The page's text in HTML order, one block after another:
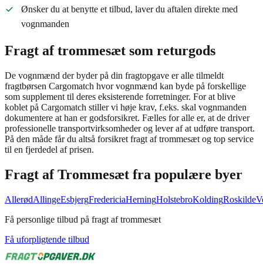
Ønsker du at benytte et tilbud, laver du aftalen direkte med
vognmanden
Fragt af trommesæt som returgods
De vognmænd der byder på din fragtopgave er alle tilmeldt
fragtbørsen Cargomatch hvor vognmænd kan byde på forskellige
som supplement til deres eksisterende forretninger. For at blive
koblet på Cargomatch stiller vi høje krav, f.eks. skal vognmanden
dokumentere at han er godsforsikret. Fælles for alle er, at de driver
professionelle transportvirksomheder og lever af at udføre transport.
På den måde får du altså forsikret fragt af trommesæt og top service
til en fjerdedel af prisen.
Fragt afTrommesæt fra populære byer
AllerødAllingeEsbjergFredericiaHerningHolstebroKoldingRoskilde
Få personlige tilbud på fragt af trommesæt
Få uforpligtende tilbud